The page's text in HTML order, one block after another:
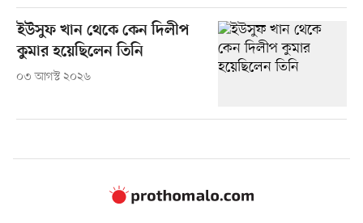
ইউসুফ খান থেকে কেন দিলীপ
কুমার হয়েছিলেন তিনি
০৩ আগস্ট ২০২৬